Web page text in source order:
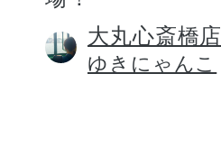
大丸心斎橋店
ゆきにゃんこ